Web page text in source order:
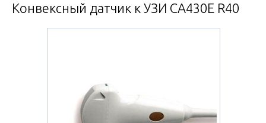
Конвексный датчик к УЗИ CA430E R40